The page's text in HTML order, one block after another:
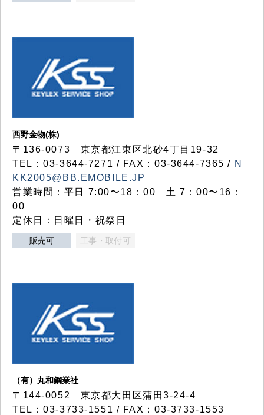
西野金物(株)
〒136-0073 東京都江東区北砂4丁目19-32
TEL：03‐3644‐7271 / FAX：03-3644-7365 / N
KK2005@BB.EMOBILE.JP
営業時間：平日 7:00〜18：00 土 7：00〜16：
00
定休日：日曜日・祝祭日
販売可 工事・取付可
（有）丸和鋼業社
〒144-0052 東京都大田区蒲田3-24-4
TEL：03-3733-1551 / FAX：03-3733-1553